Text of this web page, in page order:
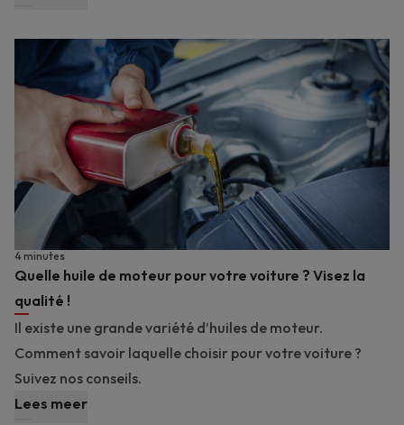
Quelle huile de moteur pour votre voiture ? Visez la
qualité !
4 minutes
Il existe une grande variété d’huiles de moteur.
Comment savoir laquelle choisir pour votre voiture ?
Suivez nos conseils.
Lees meer